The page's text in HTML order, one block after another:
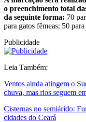
o preenchimento total
da seguinte forma: 70
para gatos fêmeas; 50
Publicidade
Leia Também:
Ventos ainda atingem o
chuva, mas rios seguem
Cisternas no semiárido:
cidades do Ceará